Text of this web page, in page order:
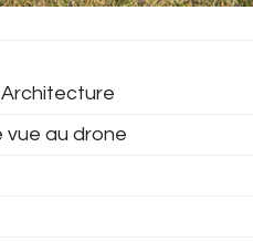
Architecture
vue au drone